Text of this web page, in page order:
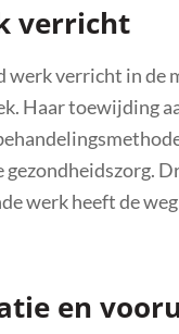
verricht
werk verricht in
Haar toewijding
werk heeft de
en